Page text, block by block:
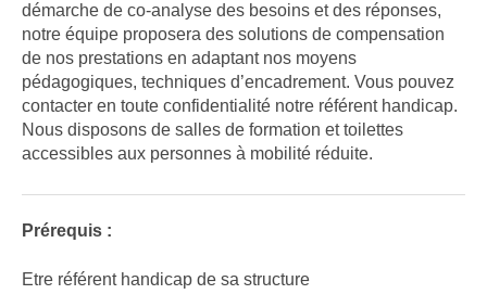
démarche de co-analyse des besoins et des réponses,
notre équipe proposera des solutions de compensation
de nos prestations en adaptant nos moyens
pédagogiques, techniques d’encadrement. Vous pouvez
contacter en toute confidentialité notre référent handicap.
Nous disposons de salles de formation ettoilettes
accessibles aux personnes à mobilité réduite.
Prérequis :
Etre référent handicap de sa structure